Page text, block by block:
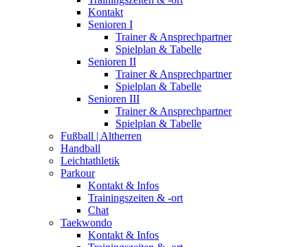
Kontakt
Senioren I
Trainer & Ansprechpartner
Spielplan & Tabelle
Senioren II
Trainer & Ansprechpartner
Spielplan & Tabelle
Senioren III
Trainer & Ansprechpartner
Spielplan & Tabelle
Fußball | Altherren
Handball
Leichtathletik
Parkour
Kontakt & Infos
Trainingszeiten & -ort
Chat
Taekwondo
Kontakt & Infos